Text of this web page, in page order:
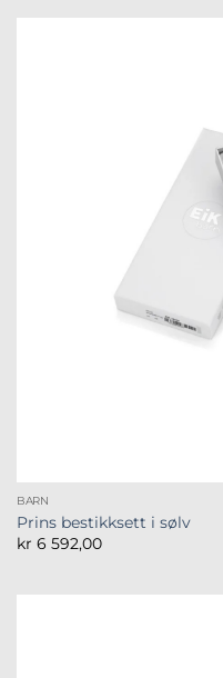
BARN
Prins bestikksett i sølv
kr 6 592,00